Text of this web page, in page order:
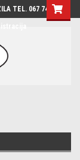
TEL. 067 7444-780